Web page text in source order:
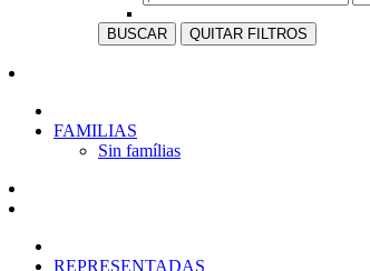
BUSCAR QUITAR FILTROS
FAMILIAS
Sin famílias
REPRESENTADAS